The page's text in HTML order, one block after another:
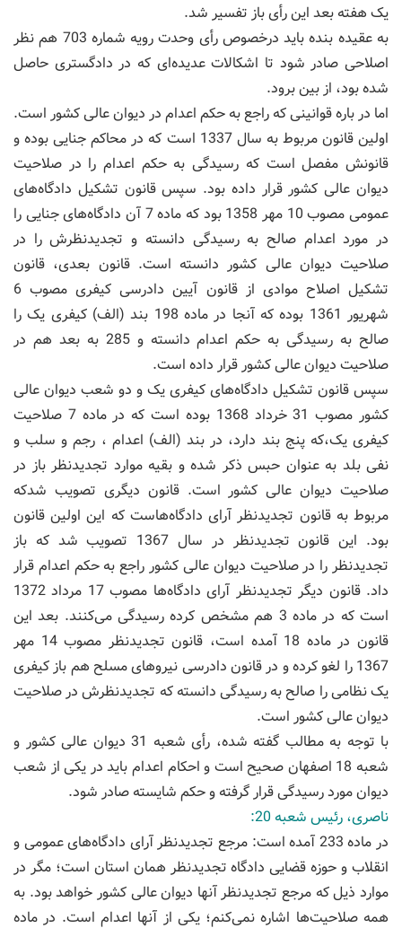
یک هفته بعد این رأی باز تفسیر شد.
به عقیده بنده باید درخصوص رأی وحدت رویه شماره 703 هم نظر
اصلاحی صادر شود تا اشکالات عدیده‌ای که در دادگستری حاصل
شده بود، از بین برود.
اما در باره قوانینی که راجع به حکم اعدام در دیوان عالی کشور است.
اولین قانون مربوط به سال 1337 است که در محاکم جنایی بوده و
قانونش مفصل است که رسیدگی به حکم اعدام را در صلاحیت
دیوان عالی کشور قرار داده بود. سپس قانون تشکیل دادگاه‌های
عمومی مصوب 10 مهر 1358 بود که ماده 7 آن دادگاه‌های جنایی را
در مورد اعدام صالح به رسیدگی دانسته و تجدیدنظرش را در
صلاحیت دیوان عالی کشور دانسته است. قانون بعدی، قانون
تشکیل اصلاح موادی از قانون آیین دادرسی کیفری مصوب 6
شهریور 1361 بوده که آنجا در ماده 198 بند (الف) کیفری یک را
صالح به رسیدگی به حکم اعدام دانسته و 285 به بعد هم در
صلاحیت دیوان عالی کشور قرار داده است.
سپس قانون تشکیل دادگاه‌های کیفری یک و دو شعب دیوان عالی
کشور مصوب 31 خرداد 1368 بوده است که در ماده 7 صلاحیت
کیفری یک،که پنج بند دارد، در بند (الف) اعدام ، رجم و سلب و
نفی بلد به عنوان حبس ذکر شده و بقیه موارد تجدیدنظر باز در
صلاحیت دیوان عالی کشور است. قانون دیگری تصویب شدکه
مربوط به قانون تجدیدنظر آرای دادگاه‌هاست که این اولین قانون
بود. این قانون تجدیدنظر در سال 1367 تصویب شد که باز
تجدیدنظر را در صلاحیت دیوان عالی کشور راجع به حکم اعدام قرار
داد. قانون دیگر تجدیدنظر آرای دادگاه‌ها مصوب 17 مرداد 1372
است که در ماده 3 هم مشخص کرده رسیدگی می‌کنند. بعد این
قانون در ماده 18 آمده است، قانون تجدیدنظر مصوب 14 مهر
1367 را لغو کرده و در قانون دادرسی نیروهای مسلح هم باز کیفری
یک نظامی را صالح به رسیدگی دانسته که تجدیدنظرش در صلاحیت
دیوان عالی کشور است.
با توجه به مطالب گفته شده، رأی شعبه 31 دیوان عالی کشور و
شعبه 18 اصفهان صحیح است و احکام اعدام باید در یکی از شعب
دیوان مورد رسیدگی قرار گرفته و حکم شایسته صادر شود.
ناصری، رئیس شعبه 20:
در ماده 233 آمده است: مرجع تجدیدنظر آرای دادگاه‌های عمومی و
انقلاب و حوزه قضایی دادگاه تجدیدنظر همان استان است؛ مگر در
موارد ذیل که مرجع تجدیدنظر آنها دیوان عالی کشور خواهد بود. به
همه صلاحیت‌ها اشاره نمی‌کنم؛ یکی از آنها اعدام است. در ماده